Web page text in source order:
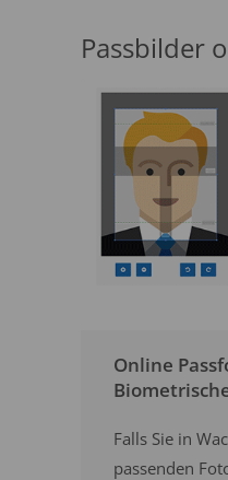
Passbilder
Online
Falls Sie in
passenden